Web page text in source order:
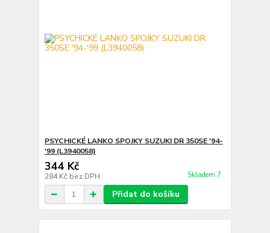
PSYCHICKÉ LANKO SPOJKY SUZUKI DR 350SE '94-
'99 (L3940058)
344 Kč
284 Kč bez DPH Skladem 7
Přidat do košíku